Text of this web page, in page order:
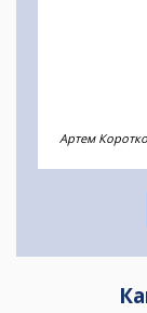
Артем